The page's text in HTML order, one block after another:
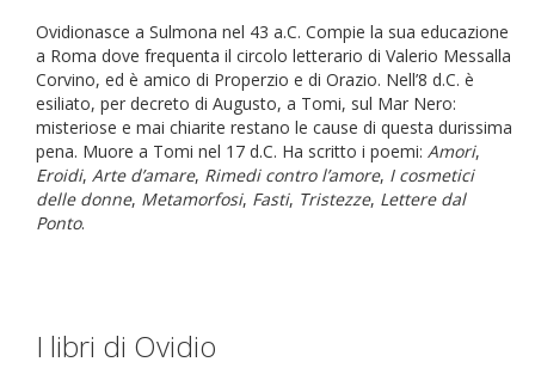
Ovidionasce a Sulmona nel 43 a.C. Compie la sua educazione
a Roma dove frequenta il circolo letterario di Valerio Messalla
Corvino, ed è amico di Properzio e di Orazio. Nell’8 d.C. è
esiliato, per decreto di Augusto, a Tomi, sul Mar Nero:
misteriose e mai chiarite restano le cause di questa durissima
pena. Muore a Tomi nel 17 d.C. Ha scritto i poemi: Amori,
Eroidi, Arte d’amare, Rimedi contro l’amore, I cosmetici
delle donne, Metamorfosi, Fasti, Tristezze, Lettere dal
Ponto.
I libri di Ovidio